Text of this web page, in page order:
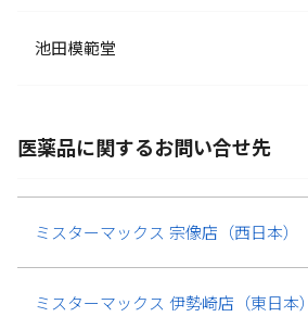
池田模範堂
医薬品に関するお問い合せ先
ミスターマックス 宗像店（西日本）
ミスターマックス 伊勢崎店（東日本）